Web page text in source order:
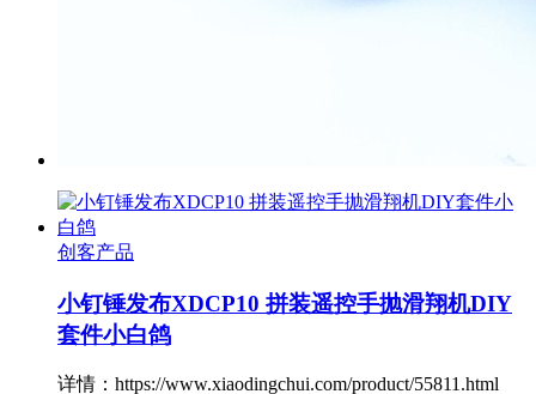
创客产品
小钉锤发布XDCP10 拼装遥控手抛滑翔机DIY
套件小白鸽
详情：https://www.xiaodingchui.com/product/55811.html